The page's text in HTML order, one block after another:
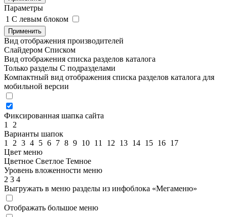
Параметры
1 C левым блоком
Применить
Вид отображения производителей
Слайдером Списком
Вид отображения списка разделов каталога
Только разделы С подразделами
Компактный вид отображения списка разделов каталога для
мобильной версии
Фиксированная шапка сайта
1
2
Варианты шапок
1
2 3 4 5 6 7 8 9 10 11 12 13 14 15 16 17
Цвет меню
Цветное Светлое Темное
Уровень вложенности меню
2 3 4
Выгружать в меню разделы из инфоблока «Мегаменю»
Отображать большое меню